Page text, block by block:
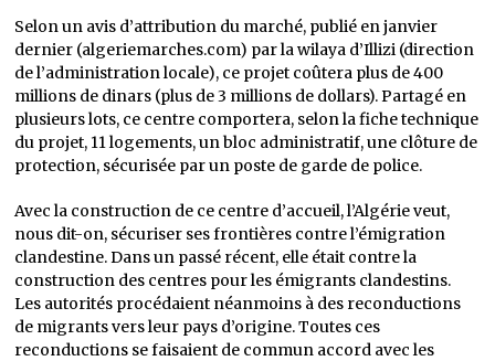
Selon un avis d’attribution du marché, publié en janvier
dernier (algeriemarches.com) par la wilaya d’Illizi (direction
de l’administration locale), ce projet coûtera plus de 400
millions de dinars (plus de 3 millions de dollars). Partagé en
plusieurs lots, ce centre comportera, selon la fiche technique
du projet, 11 logements, un bloc administratif, une clôture de
protection, sécurisée par un poste de garde de police.
Avec la construction de ce centre d’accueil, l’Algérie veut,
nous dit-on, sécuriser ses frontières contre l’émigration
clandestine. Dans un passé récent, elle était contre la
construction des centres pour les émigrants clandestins.
Les autorités procédaient néanmoins à des reconductions
de migrants vers leur pays d’origine. Toutes ces
reconductions se faisaient de commun accord avec les